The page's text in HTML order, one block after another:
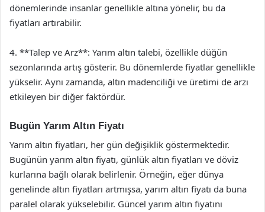
dönemlerinde insanlar genellikle altına yönelir, bu da
fiyatları artırabilir.
4. **Talep ve Arz**: Yarım altın talebi, özellikle düğün
sezonlarında artış gösterir. Bu dönemlerde fiyatlar genellikle
yükselir. Aynı zamanda, altın madenciliği ve üretimi de arzı
etkileyen bir diğer faktördür.
Bugün Yarım Altın Fiyatı
Yarım altın fiyatları, her gün değişiklik göstermektedir.
Bugünün yarım altın fiyatı, günlük altın fiyatları ve döviz
kurlarına bağlı olarak belirlenir. Örneğin, eğer dünya
genelinde altın fiyatları artmışsa, yarım altın fiyatı da buna
paralel olarak yükselebilir. Güncel yarım altın fiyatını